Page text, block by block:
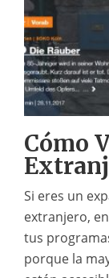
Cómo
Si eres un
extranjero,
tus
porque la